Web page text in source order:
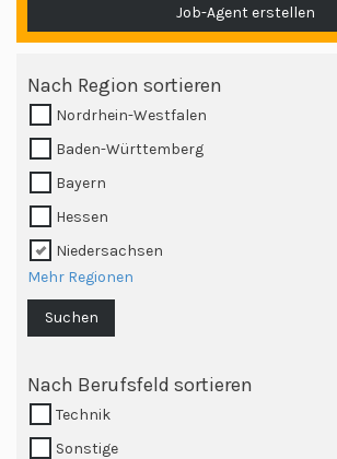
Job-Agent erstellen
Nach Region sortieren
Nordrhein-Westfalen
Baden-Württemberg
Bayern
Hessen
Niedersachsen
Mehr Regionen
Suchen
Nach Berufsfeld sortieren
Technik
Sonstige